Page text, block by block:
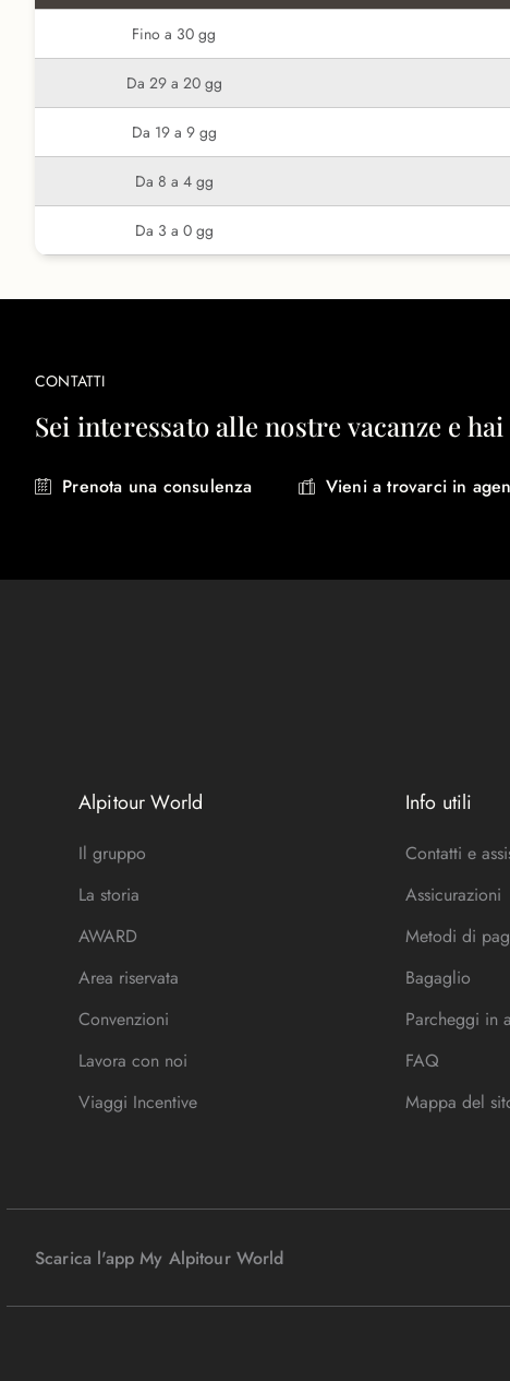
Fino a 30 gg
Da 29 a 20 gg
Da 19 a 9 gg
Da 8 a 4 gg
Da 3 a 0 gg
CONTATTI
Sei interessato alle nostre vacanze e
Prenota una consulenza Vieni a trovarci in
Alpitour World
Il gruppo
La storia
AWARD
Area riservata
Convenzioni
Lavora con noi
Viaggi Incentive
Info utili
Contatti e
Assicurazioni
Metodi di
Bagaglio
Parcheggi in
FAQ
Mappa del
Scarica l'app My Alpitour World